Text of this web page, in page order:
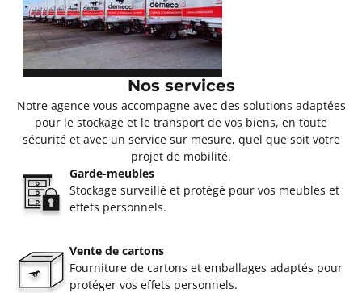
Nos services
Notre agence vous accompagne avec des solutions adaptées
pour le stockage et le transport de vos biens, en toute
sécurité et avec un service sur mesure, quel que soit votre
projet de mobilité.
Garde-meubles
Stockage surveillé et protégé pour vos meubles et
effets personnels.
Vente de cartons
Fourniture de cartons et emballages adaptés pour
protéger vos effets personnels.